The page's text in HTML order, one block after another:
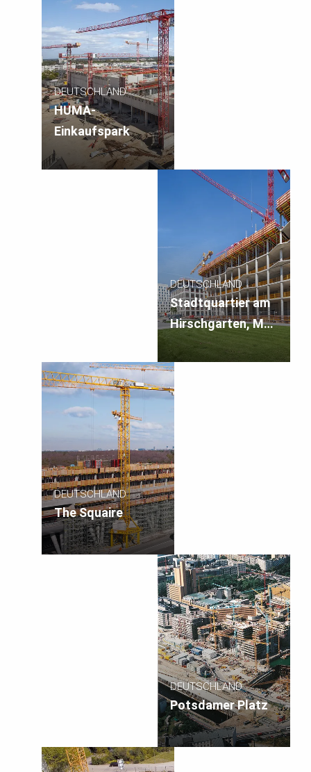
DEUTSCHLAND
HUMA-
Einkaufspark
DEUTSCHLAND
Stadtquartier am
Hirschgarten, MK
4 „Friends“
DEUTSCHLAND
The Squaire
DEUTSCHLAND
Potsdamer Platz